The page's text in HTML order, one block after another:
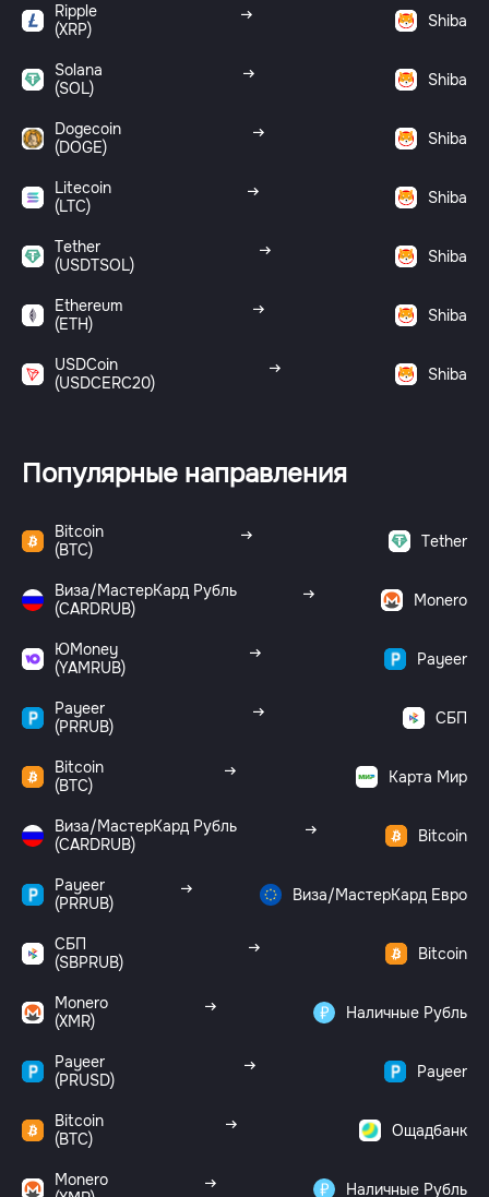
Ripple
(XRP)
Shiba
Solana
(SOL)
Shiba
Dogecoin
(DOGE)
Shiba
Litecoin
(LTC)
Shiba
Tether
(USDTSOL)
Shiba
Ethereum
(ETH)
Shiba
USDCoin
(USDCERC20)
Shiba
Популярные направления
Bitcoin
(BTC)
Tether
Виза/МастерКард Рубль
(CARDRUB)
Monero
ЮMoney
(YAMRUB)
Payeer
Payeer
(PRRUB)
СБП
Bitcoin
(BTC)
Карта Мир
Виза/МастерКард Рубль
(CARDRUB)
Bitcoin
Payeer
(PRRUB)
Виза/МастерКард Евро
СБП
(SBPRUB)
Bitcoin
Monero
(XMR)
Наличные Рубль
Payeer
(PRUSD)
Payeer
Bitcoin
(BTC)
Ощадбанк
Monero
Наличные Рубль